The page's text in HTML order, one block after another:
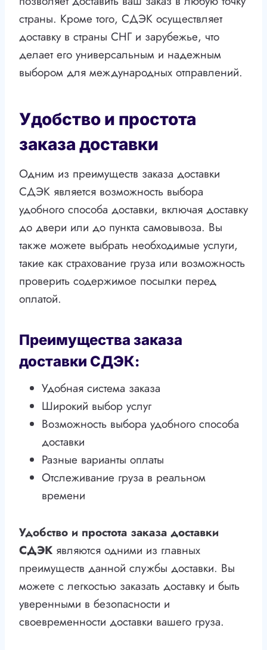
страны. Кроме того, СДЭК осуществляет
доставку в страны СНГ и зарубежье, что
делает его универсальным и надежным
выбором для международных отправлений.
Удобство и простота
заказа доставки
Одним из преимуществ заказа доставки
СДЭК является возможность выбора
удобного способа доставки, включая доставку
до двери или до пункта самовывоза. Вы
также можете выбрать необходимые услуги,
такие как страхование груза или возможность
проверить содержимое посылки перед
оплатой.
Преимущества заказа
доставки СДЭК:
Удобная система заказа
Широкий выбор услуг
Возможность выбора удобного способа
доставки
Разные варианты оплаты
Отслеживание груза в реальном
времени
Удобство и простота заказа доставки
СДЭК являются одними из главных
преимуществ данной службы доставки. Вы
можете с легкостью заказать доставку и быть
уверенными в безопасности и
своевременности доставки вашего груза.